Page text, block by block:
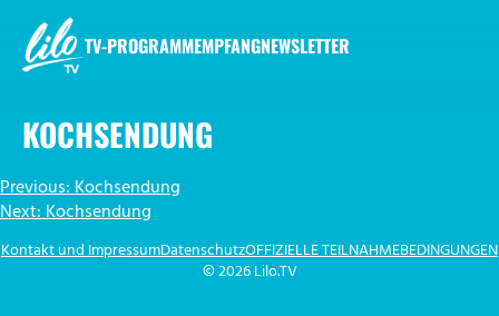
Inhalt
springen
TV-PROGRAMMEMPFANGNEWSLETTER
KOCHSENDUNG
BEITRAGSNAVIGATION
Previous:Kochsendung
Next:Kochsendung
© 2026 Lilo.TV
Kontakt und ImpressumDatenschutzOFFIZIELLE TEILNAHMEBEDINGUNGEN